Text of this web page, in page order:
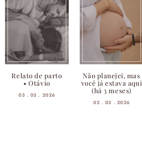
Relato de parto
• Otávio
03 . 03 . 2026
Não planejei, mas
você já estava aqui
(há 3 meses)
02 . 03 . 2026